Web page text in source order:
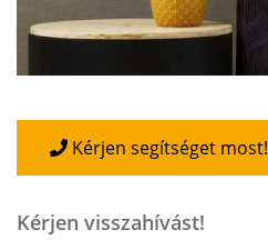
Kérjen segítséget most!
Kérjen visszahívást!